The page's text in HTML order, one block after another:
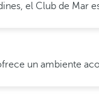
el Club de
un ambiente